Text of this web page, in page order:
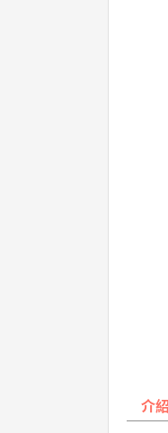
介紹